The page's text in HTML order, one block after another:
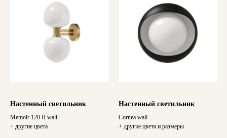
Настенный светильник
Memoir 120 II wall
+ другие цвета
Настенный светильник
Сornea wall
+ другие цвета и размеры